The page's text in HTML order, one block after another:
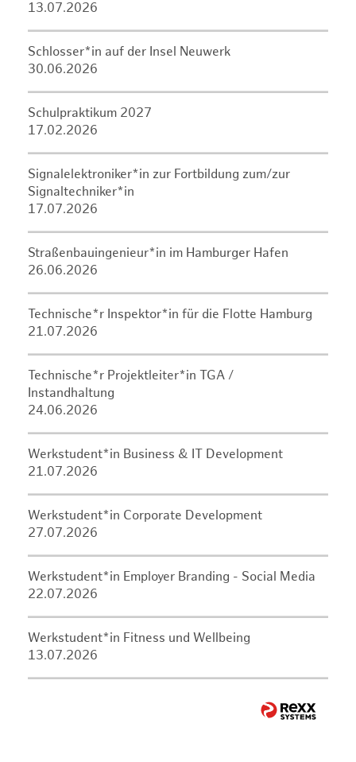
13.07.2026
Schlosser*in auf der Insel Neuwerk
30.06.2026
Schulpraktikum 2027
17.02.2026
Signalelektroniker*in zur Fortbildung zum/zur
Signaltechniker*in
17.07.2026
Straßenbauingenieur*in im Hamburger Hafen
26.06.2026
Technische*r Inspektor*in für die Flotte Hamburg
21.07.2026
Technische*r Projektleiter*in TGA /
Instandhaltung
24.06.2026
Werkstudent*in Business & IT Development
21.07.2026
Werkstudent*in Corporate Development
27.07.2026
Werkstudent*in Employer Branding - Social Media
22.07.2026
Werkstudent*in Fitness und Wellbeing
13.07.2026